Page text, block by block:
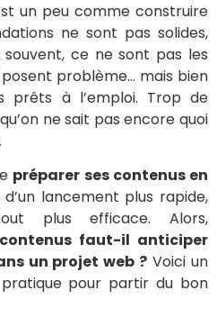
un peu comme construire
ne sont pas solides,
ce ne sont pas les
problème… mais bien
prêts à l’emploi. Trop de
ne sait pas encore quoi
préparer ses contenus en
d’un lancement plus rapide,
plus efficace. Alors,
faut-il anticiper
un projet web ? Voici un
pour partir du bon